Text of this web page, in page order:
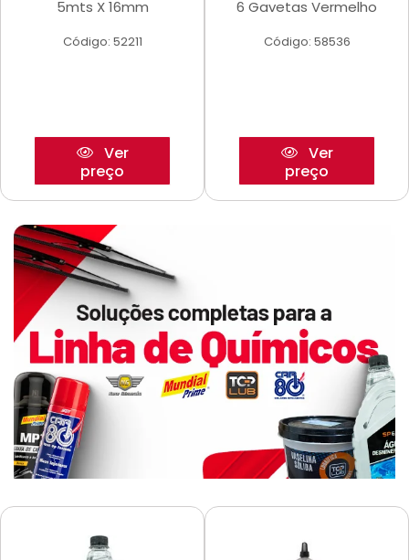
5mts X 16mm
Código: 52211
Ver
preço
6 Gavetas Vermelho
Código: 58536
Ver
preço